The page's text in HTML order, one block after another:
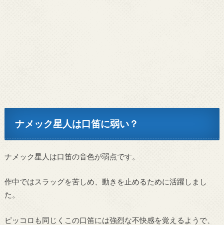
ナメック星人は口笛に弱い？
ナメック星人は口笛の音色が弱点です。
作中ではスラッグを苦しめ、動きを止めるために活躍しまし
た。
ピッコロも同じくこの口笛には強烈な不快感を覚えるようで、